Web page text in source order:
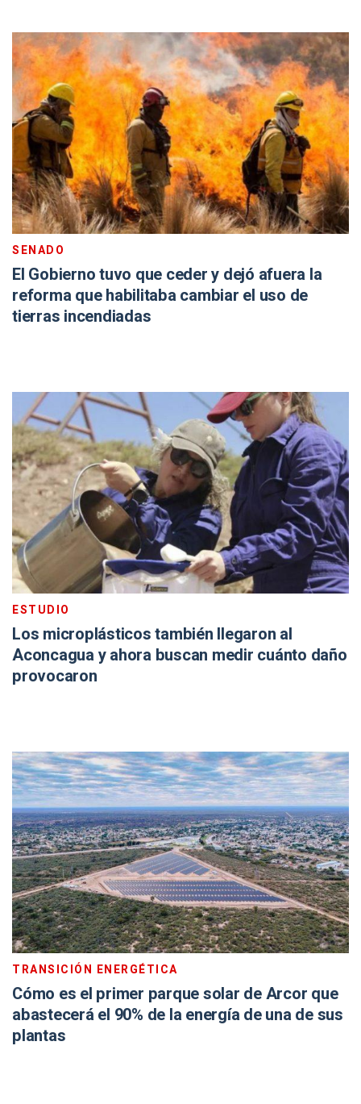
SENADO
El Gobierno tuvo que ceder y dejó afuera la
reforma que habilitaba cambiar el uso de
tierras incendiadas
ESTUDIO
Los microplásticos también llegaron al
Aconcagua y ahora buscan medir cuánto daño
provocaron
TRANSICIÓN ENERGÉTICA
Cómo es el primer parque solar de Arcor que
abastecerá el 90% de la energía de una de sus
plantas